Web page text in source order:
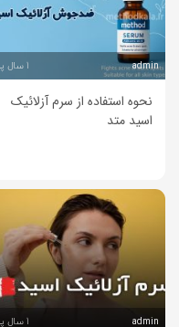
admin
نحوه استفاده از سرم آزلائیک
اسید متد
admin